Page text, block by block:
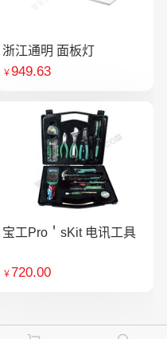
浙江通明 面板灯
￥949.63
宝工Pro＇sKit 电讯工具
￥720.00